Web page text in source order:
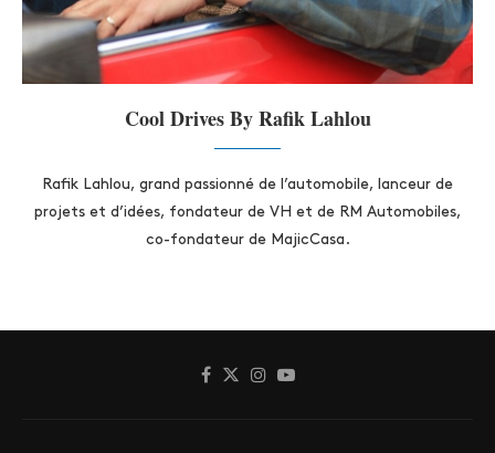
Cool Drives By Rafik Lahlou
Rafik Lahlou, grand passionné de l’automobile, lanceur de
projets et d’idées, fondateur de VH et de RM Automobiles,
co-fondateur de MajicCasa.